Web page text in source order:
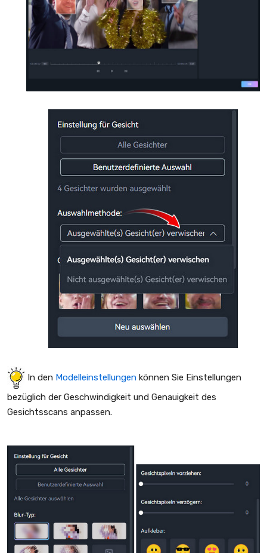
In den Modelleinstellungen können Sie Einstellungen
bezüglich der Geschwindigkeit und Genauigkeit des
Gesichtsscans anpassen.